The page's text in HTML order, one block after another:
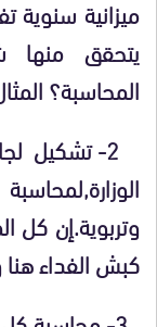
يتحقق منها
المحاسبة؟
2- تشكيل
وتربوية.إن كل
كبش الفداء